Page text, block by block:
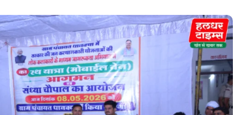
इफको-एमसी ने बाजार उतारे दो नए
उत्पाद
07-Aug-2026 05:02 PM